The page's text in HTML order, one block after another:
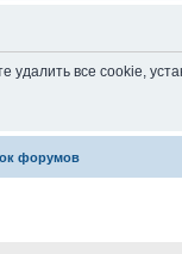
удалить все cookie,
форумов